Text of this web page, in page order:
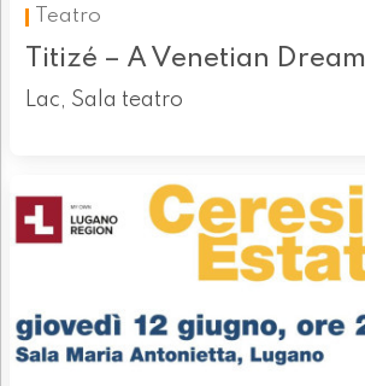
Teatro
Titizé – A Venetian Dream
Lac, Sala teatro